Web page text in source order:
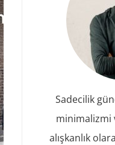
Sadecilik
minimalizmi
alışkanlık